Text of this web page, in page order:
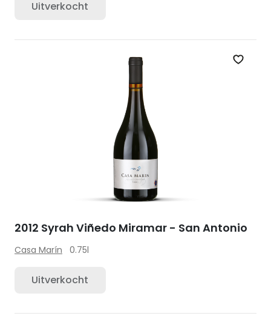
Uitverkocht
Zet
2012 Syrah Viñedo Miramar - San Antonio
Casa Marín 0.75l
Uitverkocht